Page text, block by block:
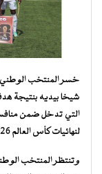
خسر المنتخب الوطني
شيخا بيديه بنتيجة
التي تدخل ضمن
لنهائيات كأس العالم 2026.
وتنتظر المنتخب